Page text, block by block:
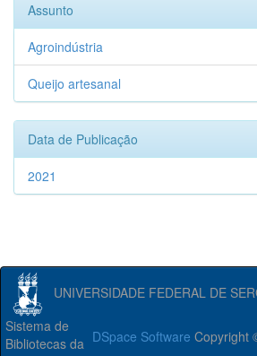
Assunto
Agroindústria
Queijo artesanal
Data de Publicação
2021
UNIVERSIDADE FEDERAL DE
DSpace Software Copyright
Sistema de
Bibliotecas da